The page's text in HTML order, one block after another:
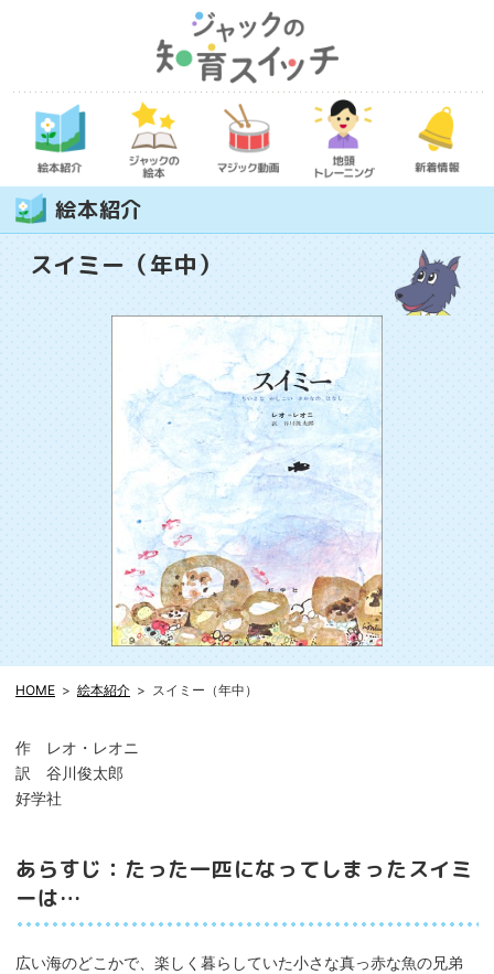
絵本紹介
スイミー（年中）
HOME 絵本紹介 スイミー（年中）
作 レオ・レオニ
訳 谷川俊太郎
好学社
あらすじ：たった一匹になってしまったスイミ
ーは…
広い海のどこかで、楽しく暮らしていた小さな真っ赤な魚の兄弟